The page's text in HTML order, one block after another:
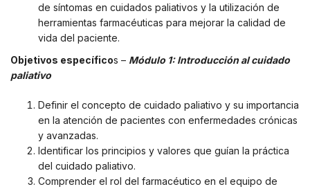
de síntomas en cuidados paliativos y la utilización de
herramientas farmacéuticas para mejorar la calidad de
vida del paciente.
Objetivos específicos – Módulo 1: Introducción al cuidado
paliativo
Definir el concepto de cuidado paliativo y su importancia
en la atención de pacientes con enfermedades crónicas
y avanzadas.
Identificar los principios y valores que guían la práctica
del cuidado paliativo.
Comprender el rol del farmacéutico en el equipo de